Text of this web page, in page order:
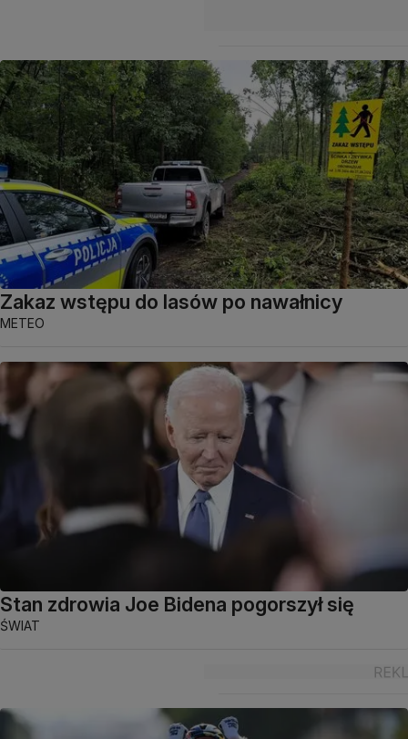
Zakaz wstępu do lasów po nawałnicy
METEO
Stan zdrowia Joe Bidena pogorszył się
ŚWIAT